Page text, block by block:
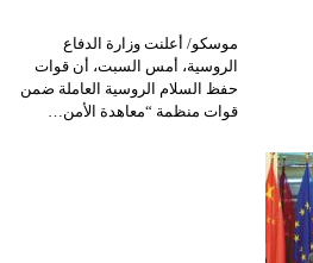
موسكو/ أعلنت وزارة الدفاع
الروسية، أمس السبت، أن قوات
حفظ السلام الروسية العاملة ضمن
قوات منظمة “معاهدة الأمن…